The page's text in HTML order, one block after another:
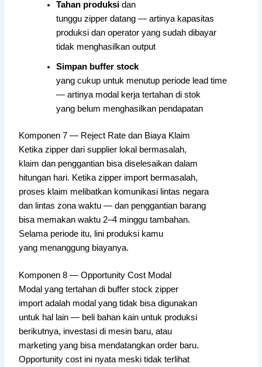
Tahan produksi dan
tunggu zipper datang — artinya kapasitas
produksi dan operator yang sudah dibayar
tidak menghasilkan output
Simpan buffer stock
yang cukup untuk menutup periode lead time
— artinya modal kerja tertahan di stok
yang belum menghasilkan pendapatan
Komponen 7 — Reject Rate dan Biaya Klaim
Ketika zipper dari supplier lokal bermasalah,
klaim dan penggantian bisa diselesaikan dalam
hitungan hari. Ketika zipper import bermasalah,
proses klaim melibatkan komunikasi lintas negara
dan lintas zona waktu — dan penggantian barang
bisa memakan waktu 2–4 minggu tambahan.
Selama periode itu, lini produksi kamu
yang menanggung biayanya.
Komponen 8 — Opportunity Cost Modal
Modal yang tertahan di buffer stock zipper
import adalah modal yang tidak bisa digunakan
untuk hal lain — beli bahan kain untuk produksi
berikutnya, investasi di mesin baru, atau
marketing yang bisa mendatangkan order baru.
Opportunity cost ini nyata meski tidak terlihat